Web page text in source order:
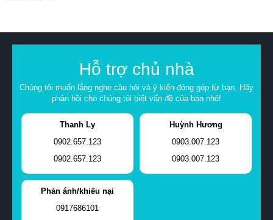
Hỗ trợ chủ nhà
Chúng tôi muốn lắng nghe câu hỏi và ý kiến đóng góp từ bạn. Hãy
phản hồi cho chúng tôi biết vấn đề của bạn nhé!
Thanh Ly
0902.657.123
0902.657.123
Huỳnh Hương
0903.007.123
0903.007.123
Phản ánh/khiếu nại
0917686101